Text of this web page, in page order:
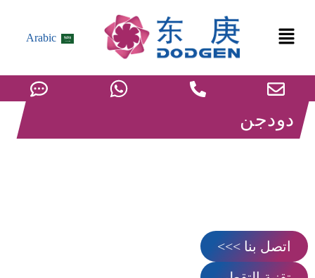
Arabic
دودجن
اتصل بنا >>>